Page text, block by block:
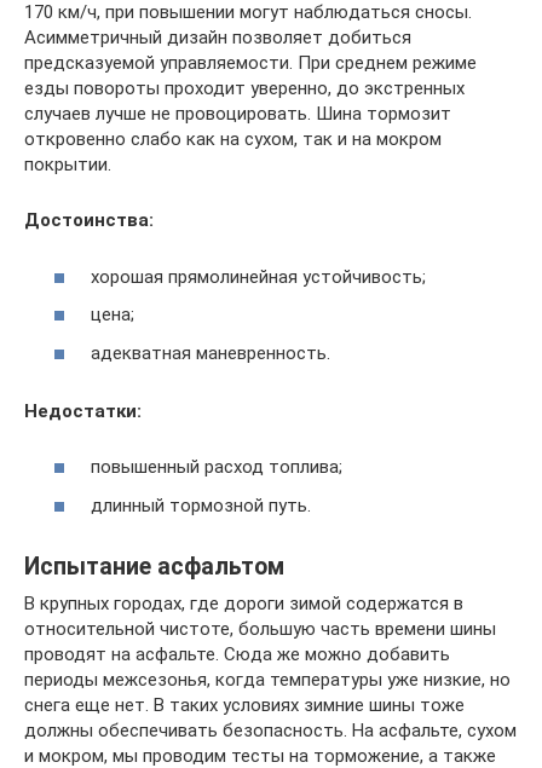
170 км/ч, при повышении могут наблюдаться сносы.
Асимметричный дизайн позволяет добиться
предсказуемой управляемости. При среднем режиме
езды повороты проходит уверенно, до экстренных
случаев лучше не провоцировать. Шина тормозит
откровенно слабо как на сухом, так и на мокром
покрытии.
Достоинства:
хорошая прямолинейная устойчивость;
цена;
адекватная маневренность.
Недостатки:
повышенный расход топлива;
длинный тормозной путь.
Испытание асфальтом
В крупных городах, где дороги зимой содержатся в
относительной чистоте, большую часть времени шины
проводят на асфальте. Сюда же можно добавить
периоды межсезонья, когда температуры уже низкие, но
снега еще нет. В таких условиях зимние шины тоже
должны обеспечивать безопасность. На асфальте, сухом
и мокром, мы проводим тесты на торможение, а также